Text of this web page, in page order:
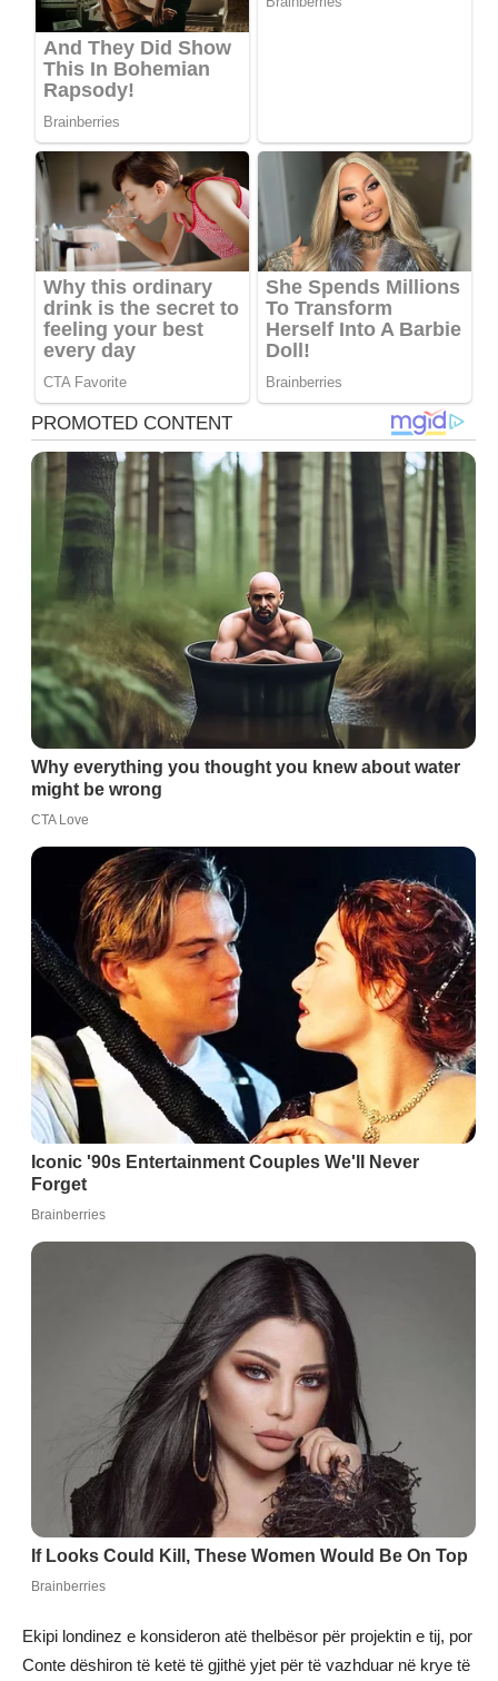
Ekipi londinez e konsideron atë thelbësor për projektin e tij, por
Conte dëshiron të ketë të gjithë yjet për të vazhduar në krye të